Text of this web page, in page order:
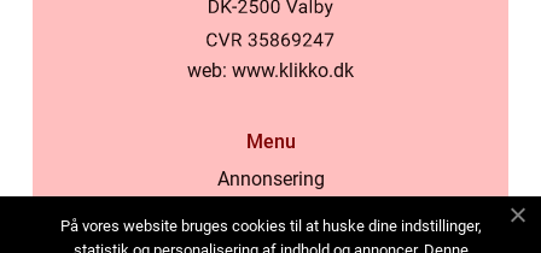
web: www.klikko.dk
Menu
Annonsering
Cookies
På vores website bruges cookies til at huske dine indstillinger,